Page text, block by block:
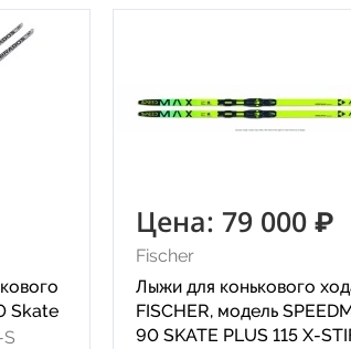
Skate
Цена: 79 000 ₽
Fischer
Лыжи для конькового
FISCHER, модель
90 SKATE PLUS 115 X-